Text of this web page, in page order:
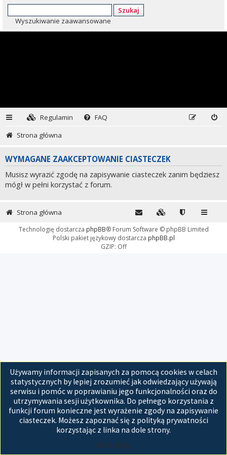
Szukaj
Wyszukiwanie zaawansowane
Regulamin
FAQ
Strona główna
WYMAGANE ZAAKCEPTOWANIE CIASTECZEK
Musisz wyrazić zgodę na zapisywanie ciasteczek zanim będziesz
mógł w pełni korzystać z forum.
Używamy informacji zapisanych za pomocą cookies w celach
statystycznych by lepiej zrozumieć jak odwiedzający używają
serwisu i pomóc w poprawianiu jego funkcjonalności oraz do
utrzymywania sesji użytkownika. Do pełnego korzystania z
funkcji forum konieczne jest wyrażenie zgody na zapisywanie
ciasteczek. Możesz zapoznać się z polityką prywatności
korzystając z linka na dole strony.
Akceptuję
Strona główna
Technologię dostarcza phpBB® Forum Software © phpBB Limited
Polski pakiet językowy dostarcza phpBB.pl
GZIP: Off